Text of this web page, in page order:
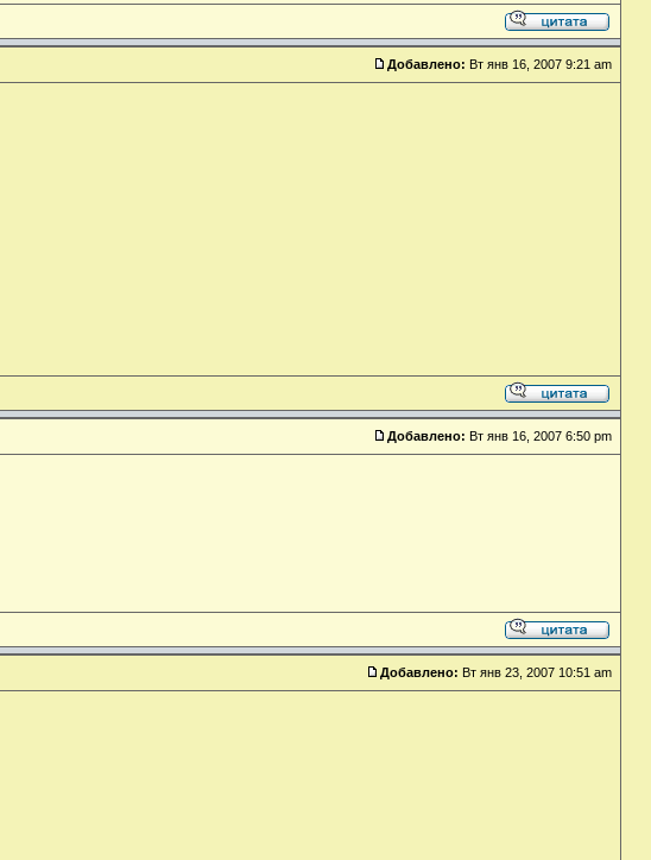
Добавлено: Вт янв 16, 2007 9:21 am
Добавлено: Вт янв 16, 2007 6:50 pm
Добавлено: Вт янв 23, 2007 10:51 am